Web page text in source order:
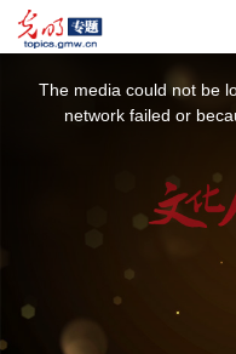
The media could not be
network failed or